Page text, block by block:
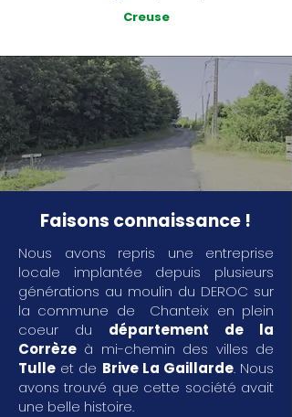
Creuse
Faisons connaissance !
Nous avons repris une entreprise
locale implantée depuis plusieurs
générations au moulin du DEROC sur
la commune de Chanteix en plein
coeur du département de la
Corrèze à mi-chemin des villes de
Tulle et de Brive La Gaillarde. Nous
avons trouvé que cette société avait
une belle histoire.